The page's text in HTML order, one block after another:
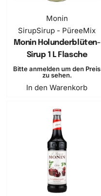
Monin
SirupSirup - PüreeMix
Monin Holunderblüten-
Sirup 1 L Flasche
Bitte anmelden um den Preis
zu sehen.
In den Warenkorb